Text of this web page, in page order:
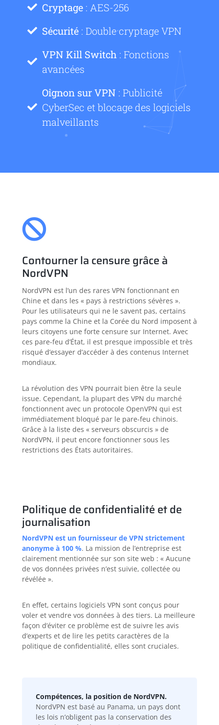
Cryptage: AES-256
Sécurité: Double cryptage VPN
VPN Kill Switch : Fonctions
avancées
Oignon sur VPN : Publicité
CyberSec et blocage des logiciels
malveillants
Contourner la censure grâce à
NordVPN
NordVPN est l’un des rares VPN fonctionnant en
Chine et dans les « pays à restrictions sévères ».
Pour les utilisateurs qui ne le savent pas, certains
pays comme la Chine et la Corée du Nord imposent à
leurs citoyens une forte censure sur Internet. Avec
ces pare-feu d’État, il est presque impossible et très
risqué d’essayer d’accéder à des contenus Internet
mondiaux.
La révolution des VPN pourrait bien être la seule
issue. Cependant, la plupart des VPN du marché
fonctionnent avec un protocole OpenVPN qui est
immédiatement bloqué par le pare-feu chinois.
Grâce à la liste des « serveurs obscurcis » de
NordVPN, il peut encore fonctionner sous les
restrictions des États autoritaires.
Politique de confidentialité et de
journalisation
NordVPN est un fournisseur de VPN strictement
anonyme à 100 %. La mission de l’entreprise est
clairement mentionnée sur son site web : « Aucune
de vos données privées n’est suivie, collectée ou
révélée ».
En effet, certains logiciels VPN sont conçus pour
voler et vendre vos données à des tiers. La meilleure
façon d’éviter ce problème est de suivre les avis
d’experts et de lire les petits caractères de la
politique de confidentialité, elles sont cruciales.
Compétences, la position de NordVPN.
NordVPN est basé au Panama, un pays dont
les lois n’obligent pas la conservation des